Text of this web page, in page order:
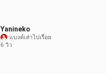
Yanineko
แบงค์เล่าไปเรื่อย
6 วิว